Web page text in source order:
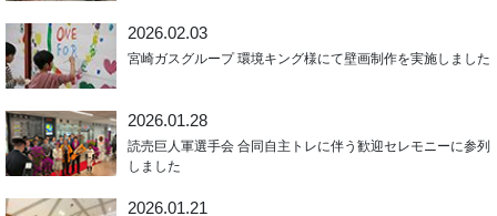
2026.02.03
宮崎ガスグループ 環境キング様にて壁画制作を実施しました
2026.01.28
読売巨人軍選手会 合同自主トレに伴う歓迎セレモニーに参列
しました
2026.01.21